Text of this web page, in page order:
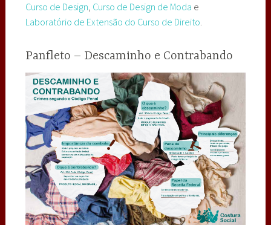
Curso de Design, Curso de Design de Moda e
Laboratório de Extensão do Curso de Direito.
Panfleto – Descaminho e Contrabando